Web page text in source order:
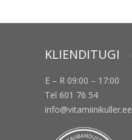
KLIENDITUGI
E – R 09:00 – 17:00
Tel 601 76 54
info@vitamiinikuller.ee